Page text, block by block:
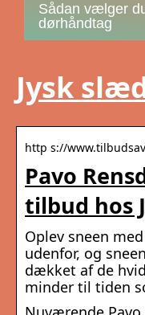
Sådan vælger
dørhåndtag
Jysk
http s://
Pavo
tilbud hos
Oplev sneen
udenfor, og
dækket af de
minder til tiden